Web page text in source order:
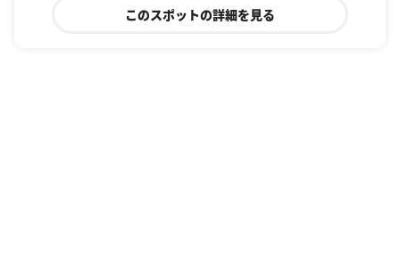
このスポットの詳細を見る